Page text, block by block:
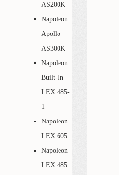
AS200K
Napoleon
Apollo
AS300K
Napoleon
Built-In
LEX 485-
1
Napoleon
LEX 605
Napoleon
LEX 485